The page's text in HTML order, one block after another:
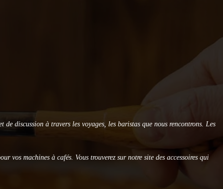
de discussion à travers les voyages, les baristas que nous rencontrons. Les
vos machines à cafés. Vous trouverez sur notre site des accessoires qui